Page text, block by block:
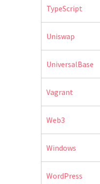
TypeScript
Uniswap
UniversalBase
Vagrant
Web3
Windows
WordPress